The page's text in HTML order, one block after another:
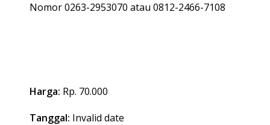
Nomor 0263-2953070 atau 0812-2466-7108
Harga: Rp. 70.000
Tanggal: Invalid date